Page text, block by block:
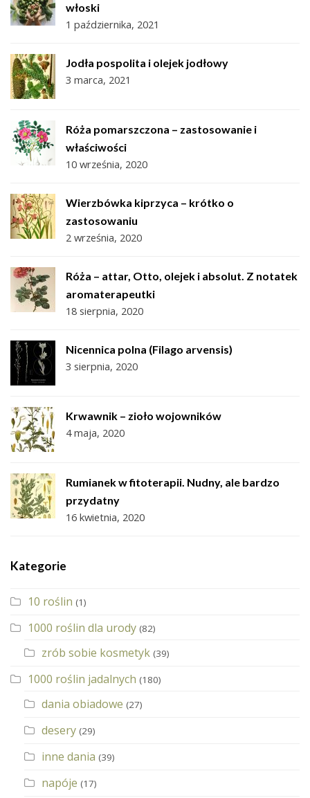
włoski
1 października, 2021
Jodła pospolita i olejek jodłowy
3 marca, 2021
Róża pomarszczona – zastosowanie i
właściwości
10 września, 2020
Wierzbówka kiprzyca – krótko o
zastosowaniu
2 września, 2020
Róża – attar, Otto, olejek i absolut. Z notatek
aromaterapeutki
18 sierpnia, 2020
Nicennica polna (Filago arvensis)
3 sierpnia, 2020
Krwawnik – zioło wojowników
4 maja, 2020
Rumianek w fitoterapii. Nudny, ale bardzo
przydatny
16 kwietnia, 2020
Kategorie
10 roślin (1)
1000 roślin dla urody (82)
zrób sobie kosmetyk (39)
1000 roślin jadalnych (180)
dania obiadowe (27)
desery (29)
inne dania (39)
napóje (17)